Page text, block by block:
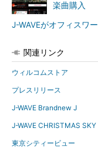
楽曲購入
J-WAVEがオフィスワ
関連リンク
ウィルコムストア
プレスリリース
J-WAVE Brandnew J
J-WAVE CHRISTMAS
東京シティービュー